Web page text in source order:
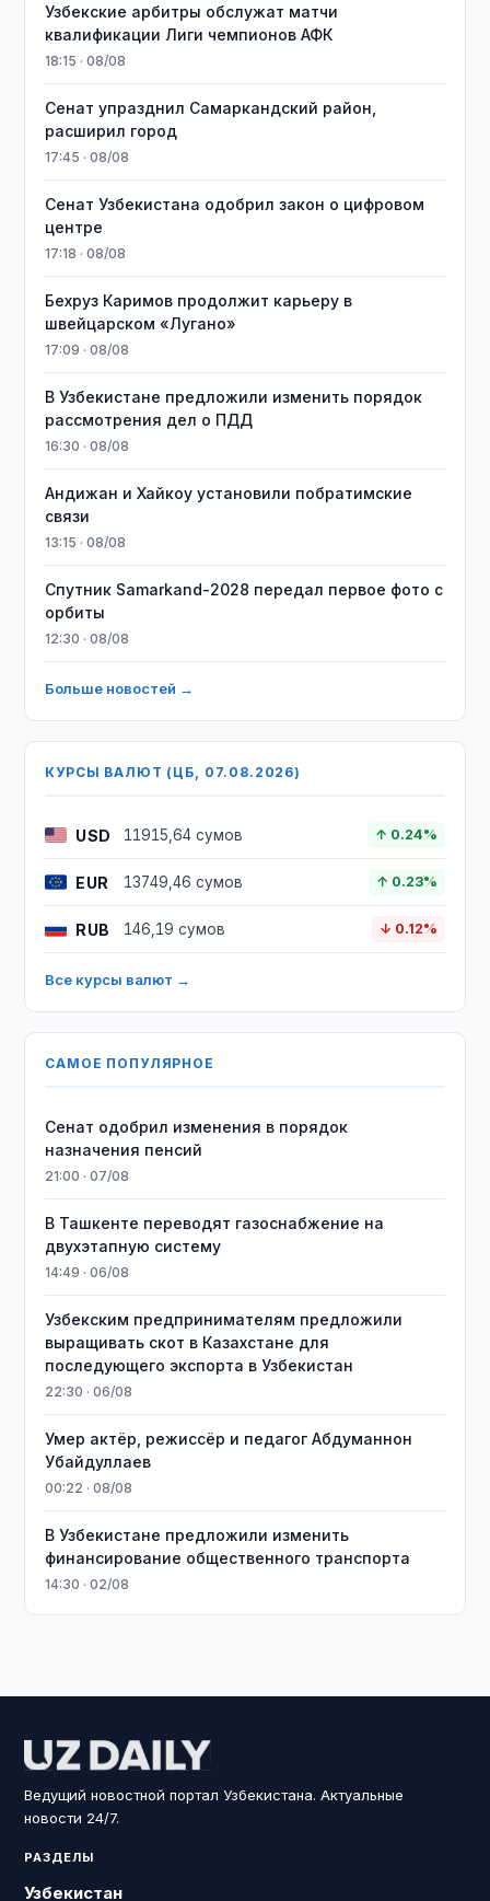
Узбекские арбитры обслужат матчи
квалификации Лиги чемпионов АФК
18:15 · 08/08
Сенат упразднил Самаркандский район,
расширил город
17:45 · 08/08
Сенат Узбекистана одобрил закон о цифровом
центре
17:18 · 08/08
Бехруз Каримов продолжит карьеру в
швейцарском «Лугано»
17:09 · 08/08
В Узбекистане предложили изменить порядок
рассмотрения дел о ПДД
16:30 · 08/08
Андижан и Хайкоу установили побратимские
связи
13:15 · 08/08
Спутник Samarkand-2028 передал первое фото с
орбиты
12:30 · 08/08
Больше новостей →
КУРСЫ ВАЛЮТ (ЦБ, 07.08.2026)
USD 11915,64 сумов ↑ 0.24%
EUR 13749,46 сумов ↑ 0.23%
RUB 146,19 сумов ↓ 0.12%
Все курсы валют →
САМОЕ ПОПУЛЯРНОЕ
Сенат одобрил изменения в порядок
назначения пенсий
21:00 · 07/08
В Ташкенте переводят газоснабжение на
двухэтапную систему
14:49 · 06/08
Узбекским предпринимателям предложили
выращивать скот в Казахстане для
последующего экспорта в Узбекистан
22:30 · 06/08
Умер актёр, режиссёр и педагог Абдуманнон
Убайдуллаев
00:22 · 08/08
В Узбекистане предложили изменить
финансирование общественного транспорта
14:30 · 02/08
Ведущий новостной портал Узбекистана. Актуальные
новости 24/7.
РАЗДЕЛЫ
Узбекистан